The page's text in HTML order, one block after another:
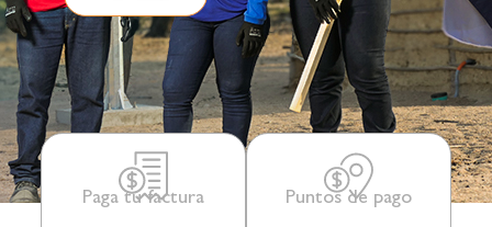
Paga tu factura Puntos de pago